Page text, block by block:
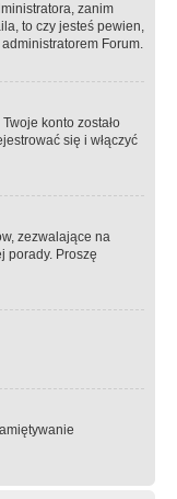
zanim
to czy jesteś pewien,
Forum.
konto zostało
się i włączyć
zezwalające na
porady. Proszę